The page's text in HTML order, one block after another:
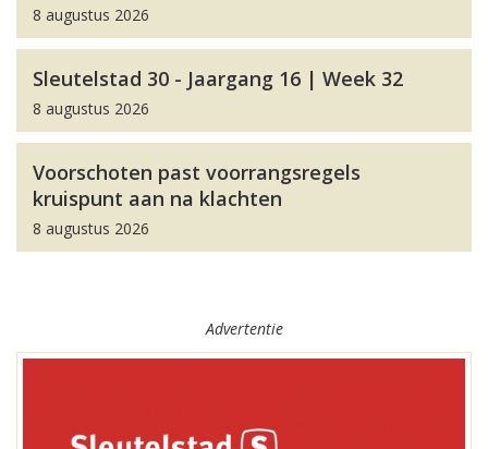
8 augustus 2026
Sleutelstad 30 - Jaargang 16 | Week 32
8 augustus 2026
Voorschoten past voorrangsregels
kruispunt aan na klachten
8 augustus 2026
Advertentie